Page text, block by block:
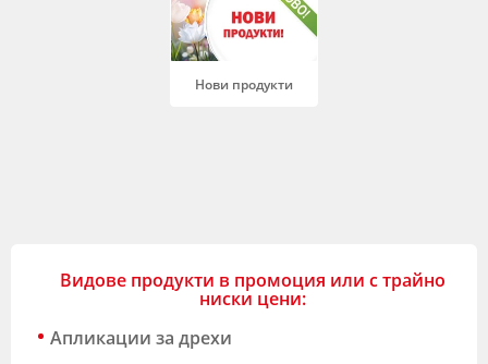
Нови продукти
Видове продукти в промоция или с трайно
ниски цени:
Апликации за дрехи